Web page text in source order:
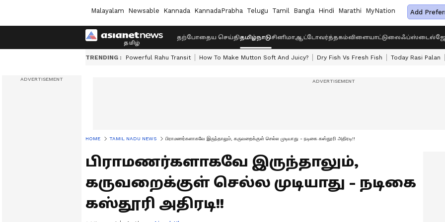
Malayalam Newsable Kannada KannadaPrabha Telugu Tamil Bangla Hindi Marathi MyNation Add
தற்போதைய செய்திதமிழ்நாடுசினிமாஆட்டோவர்த்தகம்விளையாட்டுலைஃப்ஸ்டைல்
TRENDING : Powerful Rahu Transit How To Make Mutton Soft And Juicy? Dry Fish Vs Fresh Fish Today Rasi Palan
HOME TAMIL NADU NEWS பிராமணர்களாகவே இருந்தாலும், கருவறைக்குள் செல்ல முடியாது - நடிகை கஸ்தூரி அதிரடி!!
பிராமணர்களாகவே இருந்தாலும்,
கருவறைக்குள் செல்ல முடியாது - நடிகை
கஸ்தூரி அதிரடி!!